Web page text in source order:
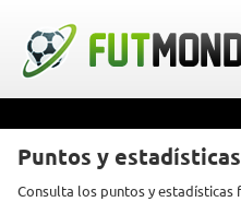
Puntos y
Consulta los puntos y